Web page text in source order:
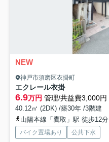
NEW
神戸市須磨区衣掛町
エクレール衣掛
6.9万円 管理/共益費3,000円
40.12㎡ (2DK) /築30年 /3階建
山陽本線「鷹取」駅 徒歩12分
バイク置場あり 公共下水